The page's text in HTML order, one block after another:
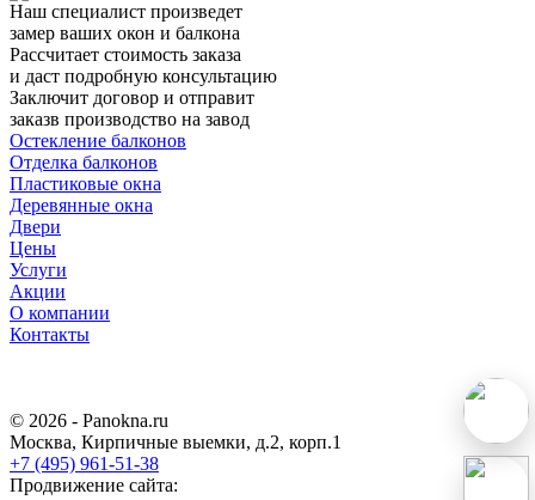
Наш специалист произведет
замер ваших окон и балкона
Рассчитает стоимость заказа
и даст подробную консультацию
Заключит договор и отправит
заказв производство на завод
Остекление балконов
Отделка балконов
Пластиковые окна
Деревянные окна
Двери
Цены
Услуги
Акции
О компании
Контакты
© 2026 - Panokna.ru
Москва, Кирпичные выемки, д.2, корп.1
+7 (495) 961-51-38
Продвижение сайта: